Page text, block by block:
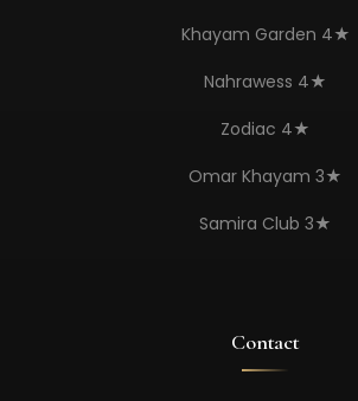
Khayam Garden 4★
Nahrawess 4★
Zodiac 4★
Omar Khayam 3★
Samira Club 3★
Contact